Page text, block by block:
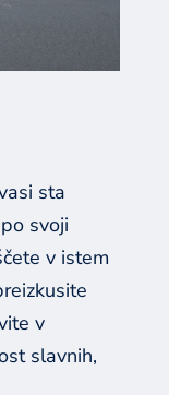
sta
svoji
v istem
v
slavnih,